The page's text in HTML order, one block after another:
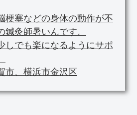
梗塞などの身体の動作が不
鍼灸師暑いんです。
しでも楽になるようにサポ
市、横浜市金沢区